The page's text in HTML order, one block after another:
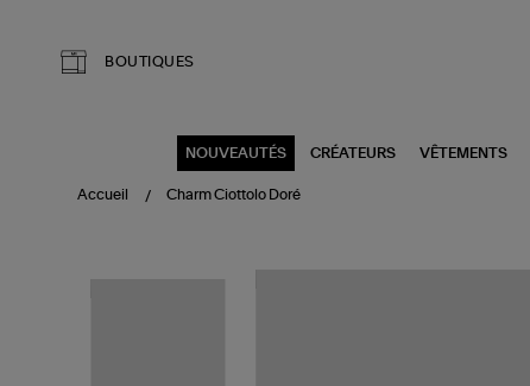
BOUTIQUES
NOUVEAUTÉS CRÉATEURS VÊTEMENTS
Accueil Charm Ciottolo Doré